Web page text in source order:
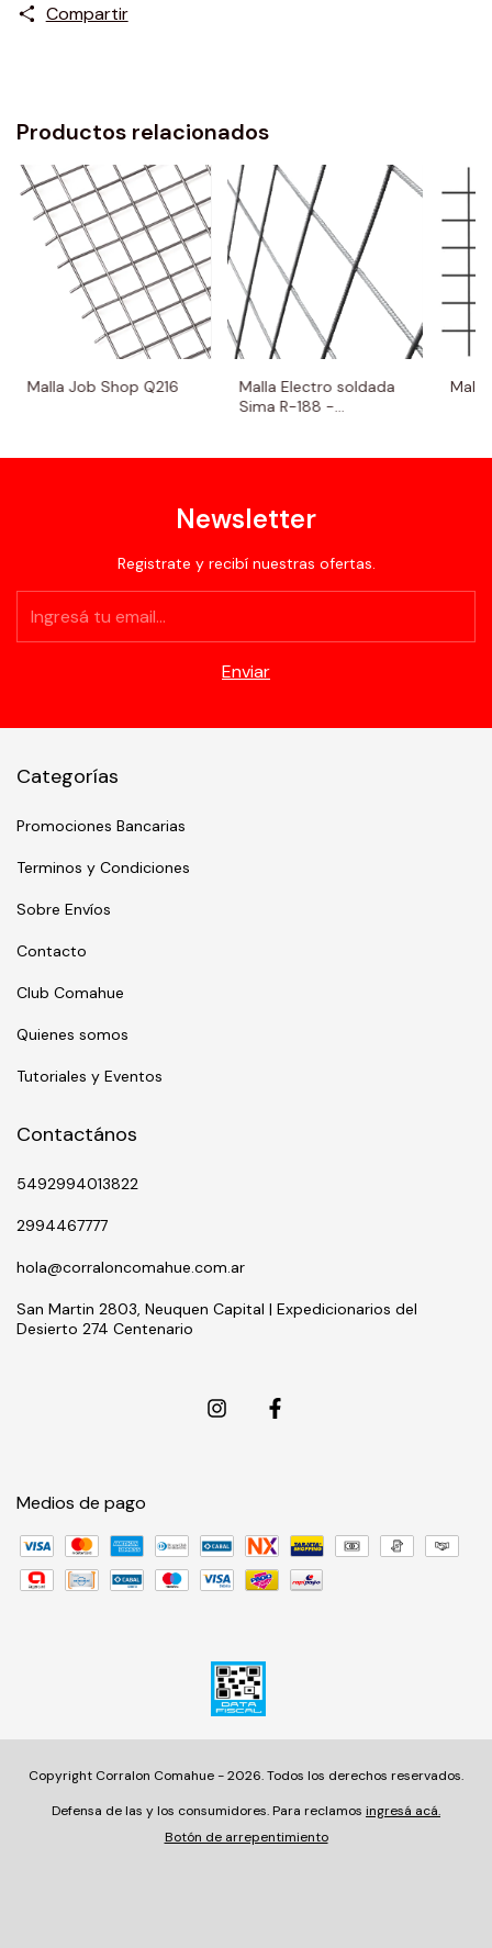
Compartir
Productos relacionados
Malla Job Shop Q216
Malla Electro soldada
Sima R-188 -
Malla
Newsletter
Registrate y recibí nuestras ofertas.
Categorías
Promociones Bancarias
Terminos y Condiciones
Sobre Envíos
Contacto
Club Comahue
Quienes somos
Tutoriales y Eventos
Contactános
5492994013822
2994467777
hola@corraloncomahue.com.ar
San Martin 2803, Neuquen Capital | Expedicionarios del
Desierto 274 Centenario
Medios de pago
Copyright Corralon Comahue - 2026. Todos los derechos reservados.
Defensa de las y los consumidores. Para reclamos ingresá acá.
Botón de arrepentimiento